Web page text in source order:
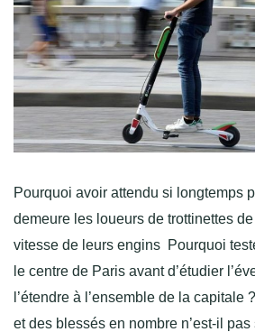
Pourquoi avoir attendu si longtemps
demeure les loueurs de trottinettes
vitesse de leurs engins Pourquoi
le centre de Paris avant d’étudier
l’étendre à l’ensemble de la capitale
et des blessés en nombre n’est-il